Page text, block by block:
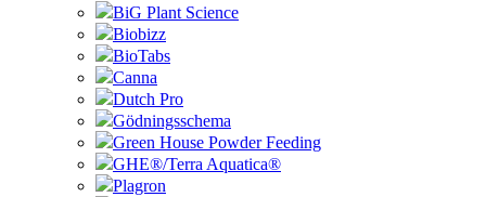
BiG Plant Science
Biobizz
BioTabs
Canna
Dutch Pro
Gödningsschema
Green House Powder Feeding
GHE®/Terra Aquatica®
Plagron